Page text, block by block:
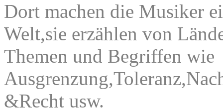
Dort machen die Musiker
Welt,sie erzählen von
Themen und Begriffen wie
&Recht usw.